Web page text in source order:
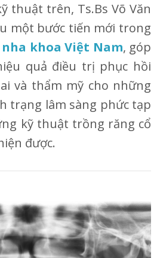
thuật trên, Ts.Bs Võ Văn
một bước tiến mới trong
khoa Việt Nam, góp
quả điều trị phục hồi
và thẩm mỹ cho những
trạng lâm sàng phức tạp
kỹ thuật trồng răng cổ
được.